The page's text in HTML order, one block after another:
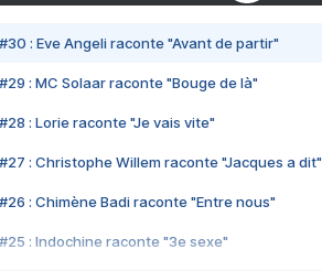
#30 : Eve Angeli raconte "Avant de partir"
#29 : MC Solaar raconte "Bouge de là"
#28 : Lorie raconte "Je vais vite"
#27 : Christophe Willem raconte "Jacques a dit"
#26 : Chimène Badi raconte "Entre nous"
#25 : Indochine raconte "3e sexe"